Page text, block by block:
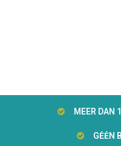
MEER DAN
GĖĖN